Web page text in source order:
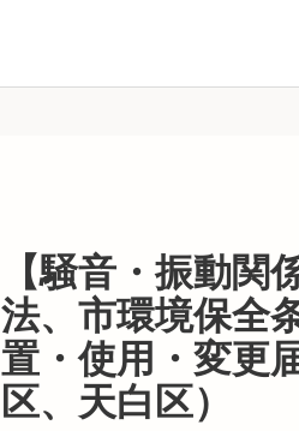
【騒音・振動関
法、市環境保
置・使用・変更
区、天白区）